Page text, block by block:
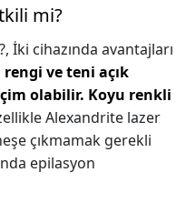
mi?
İki cihazında avantajları
rengi ve teni açık
olabilir. Koyu renkli
Alexandrite lazer
çıkmamak gerekli
epilasyon